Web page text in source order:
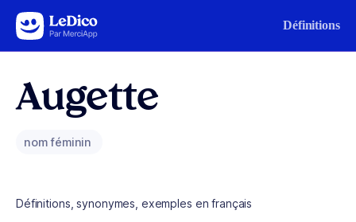
Aller au contenu Définitions
Augette
nom féminin
Définitions, synonymes, exemples en français